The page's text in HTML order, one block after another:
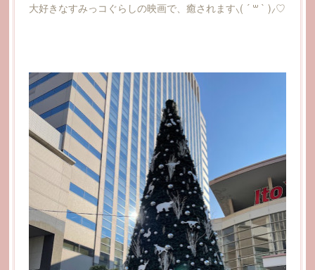
大好きなすみっコぐらしの映画で、癒されます⸜( ´ ꒳ ` )⸝♡︎